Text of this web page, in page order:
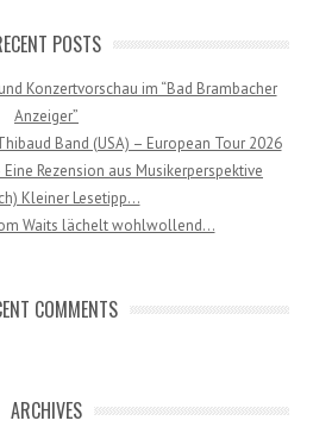
POSTS
Konzertvorschau im “Bad Brambacher
Anzeiger”
Band (USA) – European Tour 2026
Rezension aus Musikerperspektive
Kleiner Lesetipp…
Waits lächelt wohlwollend…
COMMENTS
ARCHIVES